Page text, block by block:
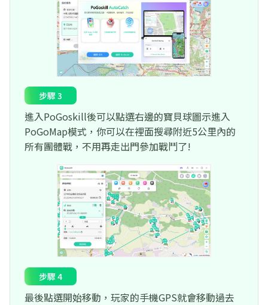
步驟 3
進入PoGoskill後可以點選右邊的寶貝球圖示進入
PoGoMap模式，你可以在裡面搜尋附近5公里內的
所有團體戰，不用再走出門參加戰鬥了!
步驟 4
最後點選開始移動，玩家的手機GPS就會移動過去